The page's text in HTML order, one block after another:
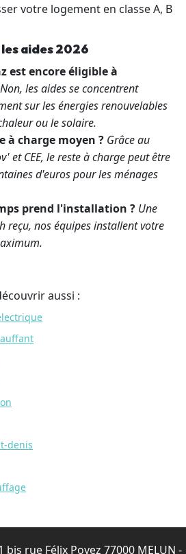
votre logement en classe A, B
aides 2026
est encore éligible à
Non, les aides se concentrent
sur les énergies renouvelables
ou le solaire.
à charge moyen ? Grâce au
et CEE, le reste à charge peut être
d'euros pour les ménages
prend l'installation ? Une
reçu, nos équipes installent votre
aussi :
denis
bis rue Félix Poyez 77000 MELUN -